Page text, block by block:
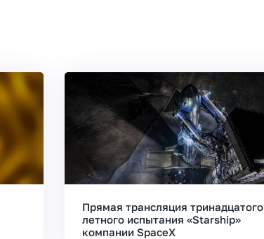
Прямая трансляция тринадцатого
летного испытания «Starship»
компании SpaceX